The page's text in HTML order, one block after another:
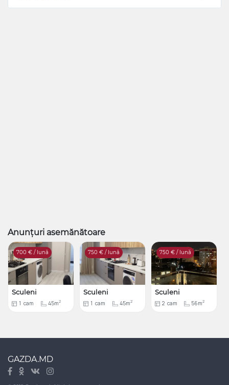
Anunțuri asemănătoare
700 € / lună
Sculeni
1 cam 45m2
750 € / lună
Sculeni
1 cam 45m2
750 € / lună
Sculeni
2 cam 56m2
GAZDA.MD